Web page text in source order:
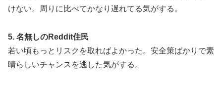
けない。周りに比べてかなり遅れてる気がする。
5. 名無しのReddit住民
若い頃もっとリスクを取ればよかった。安全策ばかりで素
晴らしいチャンスを逃した気がする。